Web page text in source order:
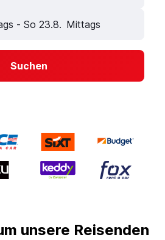
- So 23.8. Mittags
Suchen
unsere Reisenden